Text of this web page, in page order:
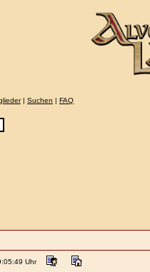
| Suchen | FAQ
Uhr